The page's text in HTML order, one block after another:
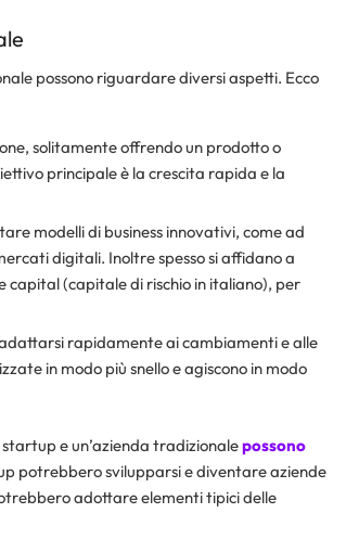
possono riguardare diversi aspetti. Ecco
solitamente offrendo un prodotto o
principale è la crescita rapida e la
modelli di business innovativi, come ad
digitali. Inoltre spesso si affidano a
(capitale di rischio in italiano), per
rapidamente ai cambiamenti e alle
in modo più snello e agiscono in modo
e un’azienda tradizionalepossono
potrebbero svilupparsi e diventare aziende
adottare elementi tipici delle